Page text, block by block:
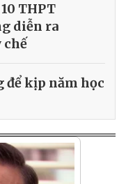
THPT
diễn ra
chế
để kịp năm học